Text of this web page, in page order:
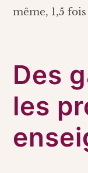
même, 1,5
Des
les